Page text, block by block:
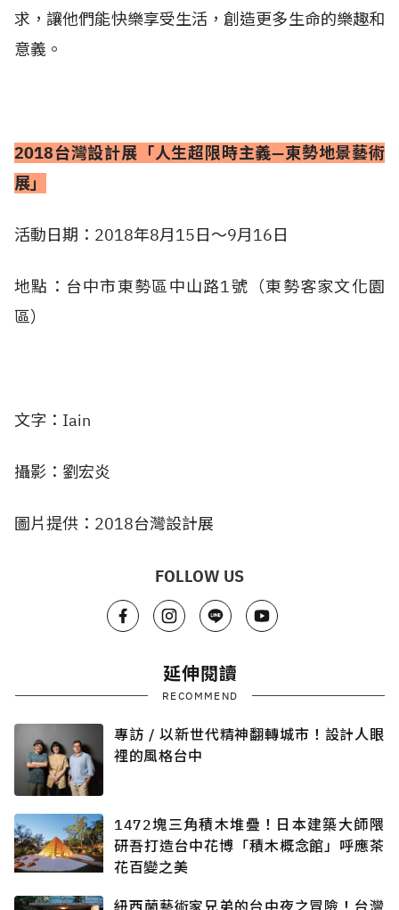
求，讓他們能快樂享受生活，創造更多生命的樂趣和
意義。
2018台灣設計展「人生超限時主義—東勢地景藝術
展」
活動日期：2018年8月15日～9月16日
地點：台中市東勢區中山路1號（東勢客家文化園
區）
文字：Iain
攝影：劉宏炎
圖片提供：2018台灣設計展
FOLLOW US
延伸閱讀
RECOMMEND
專訪 / 以新世代精神翻轉城市！設計人眼
裡的風格台中
1472塊三角積木堆疊！日本建築大師隈
研吾打造台中花博「積木概念館」呼應茶
花百變之美
紐西蘭藝術家兄弟的台中夜之冒險！台灣